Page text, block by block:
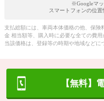
※Googleマッ
スマートフォンの位置
支払総額には、車両本体価格の他、保険
金 相当額等、購入時に必要な全ての費用
当該価格は、登録等の時期や地域などに
【無料】